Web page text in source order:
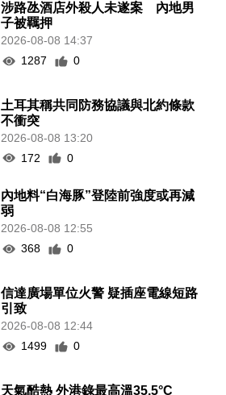
涉路氹酒店外殺人未遂案 內地男
子被羈押
2026-08-08 14:37
1287
0
土耳其稱共同防務協議與北約條款
不衝突
2026-08-08 13:20
172
0
內地料“白海豚”登陸前強度或再減
弱
2026-08-08 12:55
368
0
信達廣場單位火警 疑插座電線短路
引致
2026-08-08 12:44
1499
0
天氣酷熱 外港錄最高溫35.5°C